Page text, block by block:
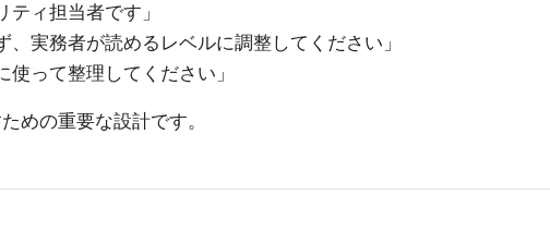
ティ担当者です」
、実務者が読めるレベルに調整してください」
使って整理してください」
めの重要な設計です。